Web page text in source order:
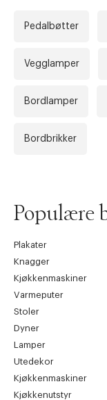
Pedalbøtter
Vegglamper
Bordlamper
Bordbrikker
Populære
Plakater
Knagger
Kjøkkenmaskiner
Varmeputer
Stoler
Dyner
Lamper
Utedekor
Kjøkkenmaskiner
Kjøkkenutstyr